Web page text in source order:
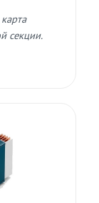
секции.